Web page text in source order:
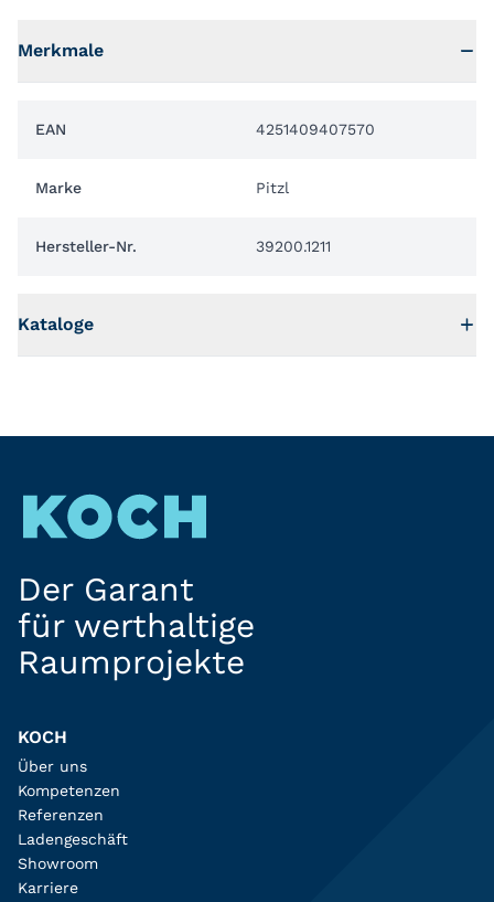
Merkmale
EAN 4251409407570
Marke Pitzl
Hersteller-Nr. 39200.1211
Kataloge
Der Garant
für werthaltige
Raumprojekte
KOCH
Über uns
Kompetenzen
Referenzen
Ladengeschäft
Showroom
Karriere